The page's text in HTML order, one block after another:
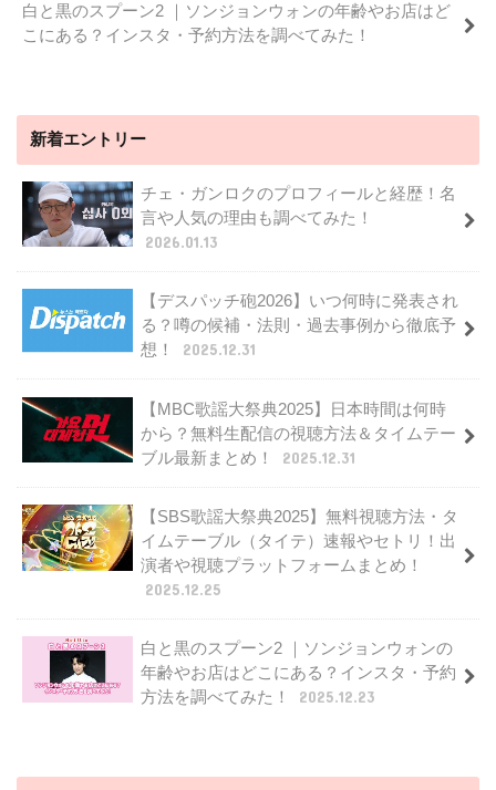
白と黒のスプーン2 ｜ソンジョンウォンの年齢やお店はど
こにある？インスタ・予約方法を調べてみた！
新着エントリー
チェ・ガンロクのプロフィールと経歴！名
言や人気の理由も調べてみた！
2026.01.13
【デスパッチ砲2026】いつ何時に発表され
る？噂の候補・法則・過去事例から徹底予
想！
2025.12.31
【MBC歌謡大祭典2025】日本時間は何時
から？無料生配信の視聴方法＆タイムテー
ブル最新まとめ！
2025.12.31
【SBS歌謡大祭典2025】無料視聴方法・タ
イムテーブル（タイテ）速報やセトリ！出
演者や視聴プラットフォームまとめ！
2025.12.25
白と黒のスプーン2 ｜ソンジョンウォンの
年齢やお店はどこにある？インスタ・予約
方法を調べてみた！
2025.12.23